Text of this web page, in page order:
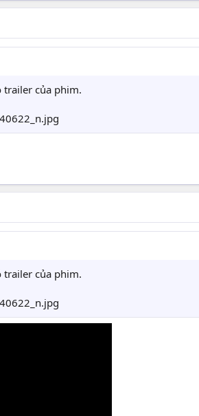
trailer của phim.
trailer của phim.